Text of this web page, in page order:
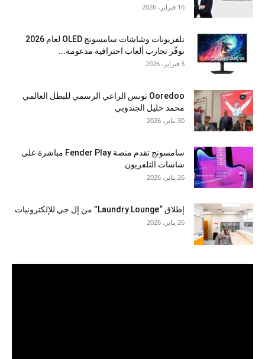
16 فبراير، 2026
تلفزيونات وشاشات سامسونج OLED لعام 2026
توفّر تجارب ألعاب احترافية مدعومة...
3 فبراير، 2026
Ooredoo تونس الراعي الرسمي للبطل العالمي
محمد خليل الجندوبي
30 يناير، 2026
سامسونج تقدم منصة Fender Play مباشرة على
شاشات التلفزيون
26 يناير، 2026
إطلاق “Laundry Lounge” من إل جي للإلكترونيات
26 يناير، 2026